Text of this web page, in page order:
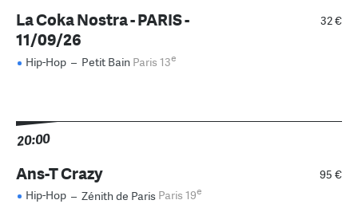
32 €
La Coka Nostra - PARIS -
11/09/26
Hip-Hop – Petit Bain Paris 13e
20:00
95 €
Ans-T Crazy
Hip-Hop – Zénith de Paris Paris 19e